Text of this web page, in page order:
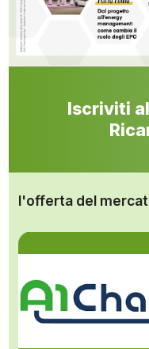
Iscriviti
l'offerta del